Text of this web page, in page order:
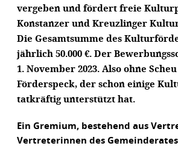
vergeben und fördert freie
Konstanzer und Kreuzlinger
Die Gesamtsumme des
jährlich 50.000 €. Der
1. November 2023. Also ohne
Förderspeck, der schon einige
tatkräftig unterstützt hat.
Ein Gremium, bestehend aus
Vertreterinnen des